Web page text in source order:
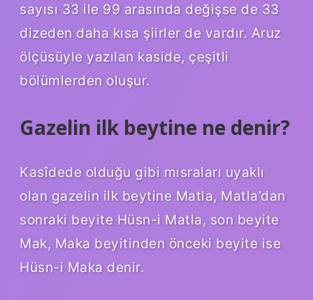
sayısı 33 ile 99 arasında değişse de 33
dizeden daha kısa şiirler de vardır. Aruz
ölçüsüyle yazılan kaside, çeşitli
bölümlerden oluşur.
Gazelin ilk beytine ne denir?
Kasîdede olduğu gibi mısraları uyaklı
olan gazelin ilk beytine Matla, Matla’dan
sonraki beyite Hüsn-i Matla, son beyite
Mak, Maka beyitinden önceki beyite ise
Hüsn-i Maka denir.